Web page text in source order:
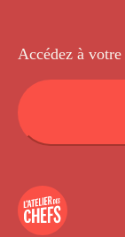
Accédez à votre